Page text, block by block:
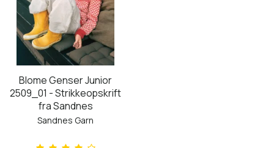
Blome Genser Junior
2509_01 - Strikkeopskrift
fra Sandnes
Sandnes Garn